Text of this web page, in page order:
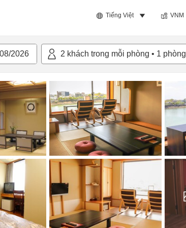
Tiếng Việt VNM
2026 2 khách trong mỗi phòng • 1 phòng